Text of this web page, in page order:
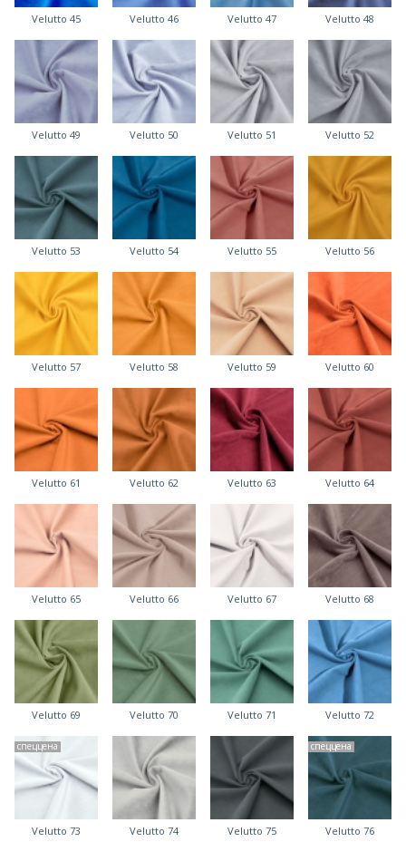
Velutto 45 Velutto 46 Velutto 47 Velutto 48
Velutto 49 Velutto 50 Velutto 51 Velutto 52
Velutto 53 Velutto 54 Velutto 55 Velutto 56
Velutto 57 Velutto 58 Velutto 59 Velutto 60
Velutto 61 Velutto 62 Velutto 63 Velutto 64
Velutto 65 Velutto 66 Velutto 67 Velutto 68
Velutto 69 Velutto 70 Velutto 71 Velutto 72
спеццена
Velutto 73 Velutto 74 Velutto 75
спеццена
Velutto 76